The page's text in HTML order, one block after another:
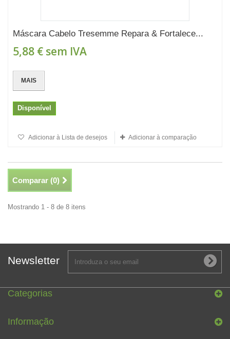
Máscara Cabelo Tresemme Repara & Fortalece...
5,88 € sem IVA
MAIS
Disponível
Adicionar à Lista de desejos Adicionar à comparação
Comparar (0)
Mostrando 1 - 8 de 8 itens
Newsletter
Categorias
Informação